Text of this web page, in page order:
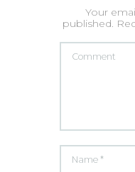
Your
published.